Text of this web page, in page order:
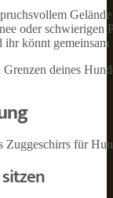
oder schwierigen
könnt gemeinsam
deines
für